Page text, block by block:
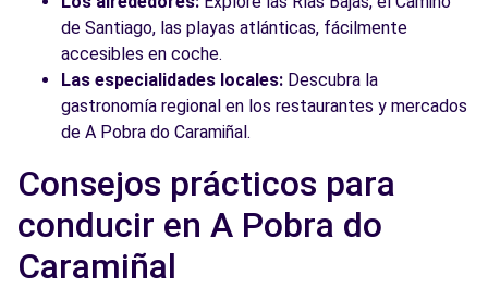
de Santiago, las playas atlánticas, fácilmente
accesibles en coche.
Las especialidades locales: Descubra la
gastronomía regional en los restaurantes y mercados
de A Pobra do Caramiñal.
Consejos prácticos para
conducir en A Pobra do
Caramiñal